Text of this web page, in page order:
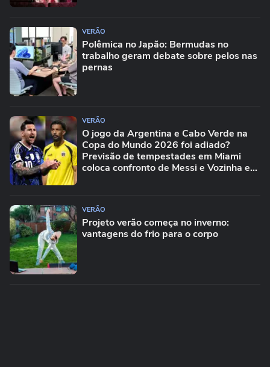
VERÃO
Polêmica no Japão: Bermudas no
trabalho geram debate sobre pelos nas
pernas
VERÃO
O jogo da Argentina e Cabo Verde na
Copa do Mundo 2026 foi adiado?
Previsão de tempestades em Miami
coloca confronto de Messi e Vozinha em
VERÃO
Projeto verão começa no inverno:
vantagens do frio para o corpo